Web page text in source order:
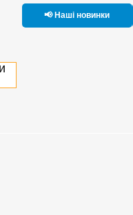
📢 Наші новинки